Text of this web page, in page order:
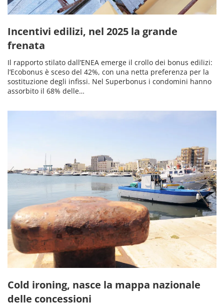
Incentivi edilizi, nel 2025 la grande
frenata
Il rapporto stilato dall’ENEA emerge il crollo dei bonus edilizi:
l’Ecobonus è sceso del 42%, con una netta preferenza per la
sostituzione degli infissi. Nel Superbonus i condomini hanno
assorbito il 68% delle…
Cold ironing, nasce la mappa nazionale
delle concessioni